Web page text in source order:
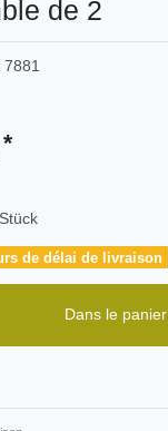
de 2
7881
*
de délai de livraison
Dans le panier